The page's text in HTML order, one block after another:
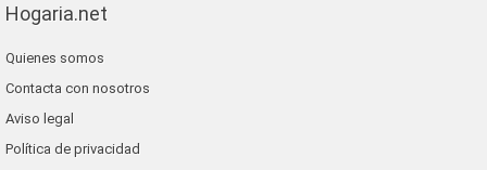
Hogaria.net
Quienes somos
Contacta con nosotros
Aviso legal
Política de privacidad